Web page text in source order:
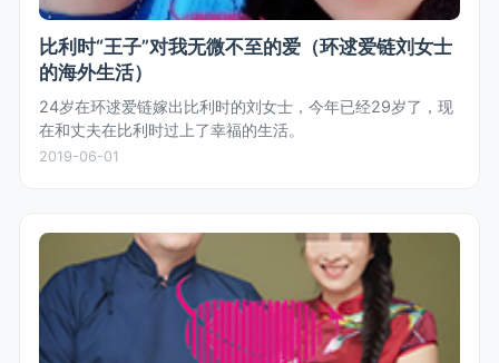
比利时“王子”对我无微不至的爱（环逑爱链刘女士
的海外生活）
24岁在环逑爱链嫁出比利时的刘女士，今年已经29岁了，现
在和丈夫在比利时过上了幸福的生活。
2019-06-01